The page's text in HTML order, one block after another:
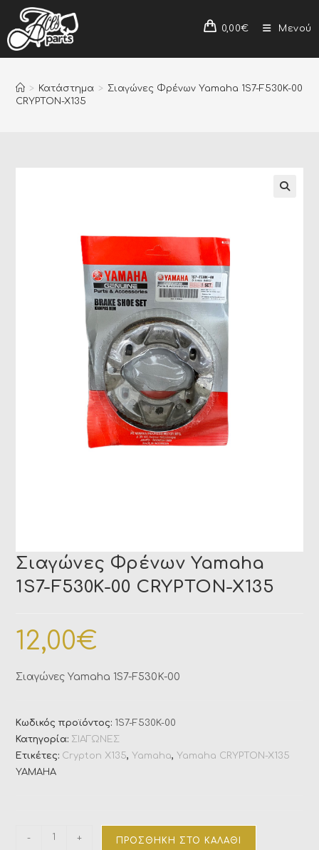
0,00€ Μενού
> Κατάστημα > Σιαγώνες Φρένων Yamaha 1S7-F530K-00
CRYPTON-X135
Σιαγώνες Φρένων Yamaha
1S7-F530K-00 CRYPTON-X135
12,00€
Σιαγώνες Yamaha 1S7-F530K-00
Κωδικός προϊόντος: 1S7-F530K-00
Κατηγορία: ΣΙΑΓΩΝΕΣ
Ετικέτες: Crypton X135,Yamaha,Yamaha CRYPTON-X135
YAMAHA
- + ΠΡΟΣΘΉΚΗ ΣΤΟ ΚΑΛΆΘΙ